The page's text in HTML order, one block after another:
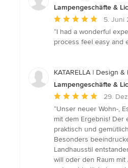
Lampengeschäfte &
Durchschnittliche
Bewertung:
5
Sternen
5. Juni
“I had a wonderful
process feel easy and
KATARELLA | Design
Lampengeschäfte &
Durchschnittliche
Bewertung:
5
von
5
Sternen
29.
“Unser neuer Wohn-,
mit dem Ergebnis! Der
praktisch und
Besonders
Landhausstil
will oder den Raum